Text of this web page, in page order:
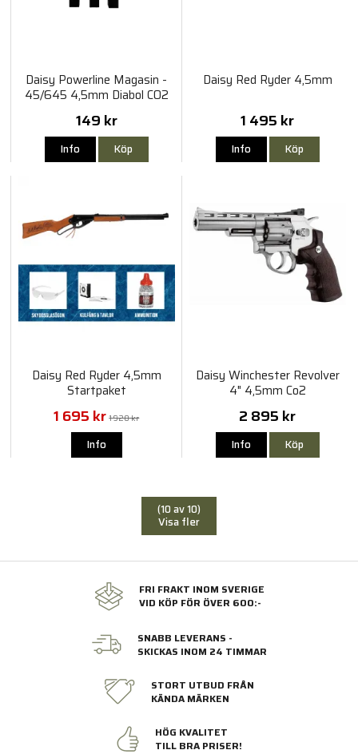
Daisy Powerline Magasin -
45/645 4,5mm Diabol CO2
149 kr
Info Köp
Daisy Red Ryder 4,5mm
1 495 kr
Info Köp
Daisy Red Ryder 4,5mm
Startpaket
1 695 kr 1 920 kr
Info
Daisy Winchester Revolver
4" 4,5mm Co2
2 895 kr
Info Köp
(10 av 10)
Visa fler
FRI FRAKT INOM SVERIGE
VID KÖP FÖR ÖVER 600:-
SNABB LEVERANS -
SKICKAS INOM 24 TIMMAR
STORT UTBUD FRÅN
KÄNDA MÄRKEN
HÖG KVALITET
TILL BRA PRISER!